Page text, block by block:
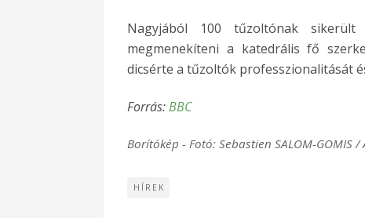
Nagyjából 100 tűzoltónak
megmenekíteni a katedrális fő
dicsérte a tűzoltók professzionalitását
Forrás:BBC
Borítókép - Fotó: Sebastien SALOM-GOMIS /
HÍREK